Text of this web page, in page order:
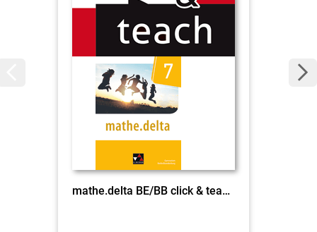
mathe.delta BE/BB click & teach 7 - neu EL